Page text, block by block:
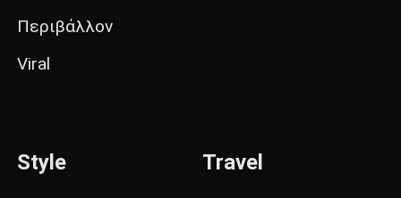
Περιβάλλον
Viral
Style Travel